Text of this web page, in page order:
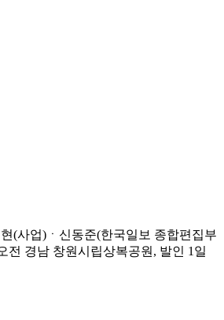
(사업)ㆍ신동준(한국일보 종합편집부
전 경남 창원시립상복공원, 발인 1일